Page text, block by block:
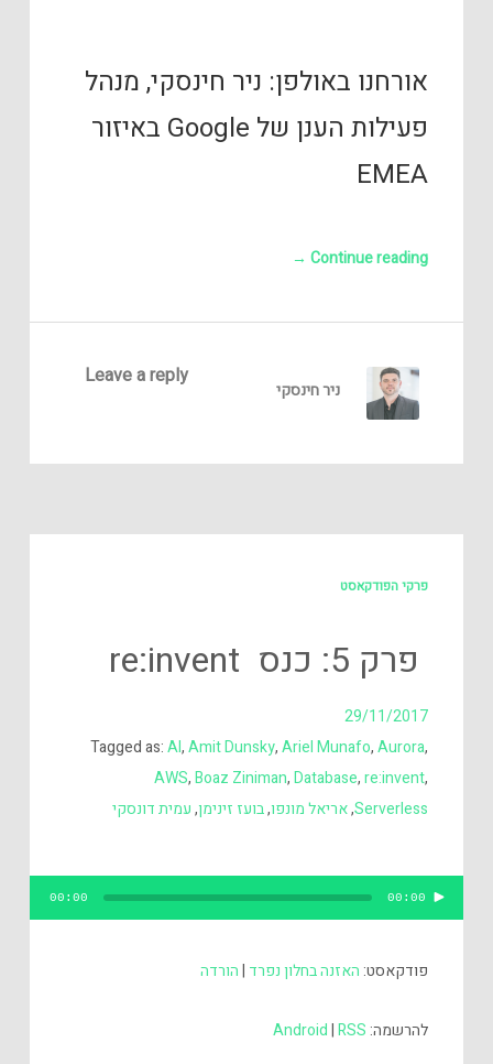
אורחנו באולפן: ניר חינסקי, מנהל
פעילות הענן של Google באיזור
EMEA
Continue reading
→
Leave a reply
ניר חינסקי
פרקי הפודקאסט
פרק 5: כנס re:invent
29/11/2017
Tagged as:AI,Amit Dunsky,Ariel Munafo,Aurora,
AWS,Boaz Ziniman,Database,re:invent,
Serverless
,אריאל מונפו,בועז זינימן,עמית דונסקי
00:00
00:00
פודקאסט: האזנה בחלון נפרד |הורדה
להרשמה: Android|RSS